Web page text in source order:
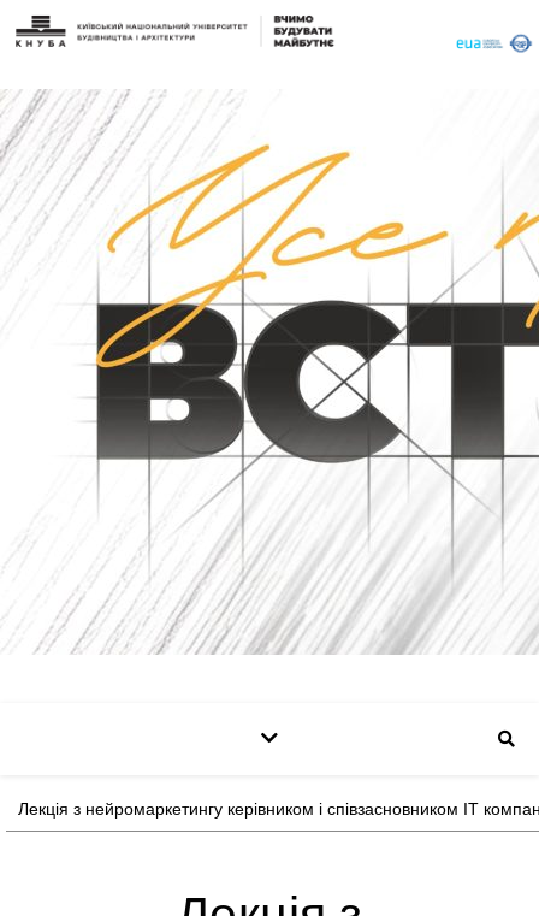
Лекція з нейромаркетингу керівником і співзасновником ІТ